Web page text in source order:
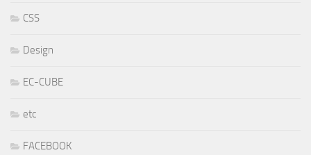
CSS
Design
EC-CUBE
etc
FACEBOOK